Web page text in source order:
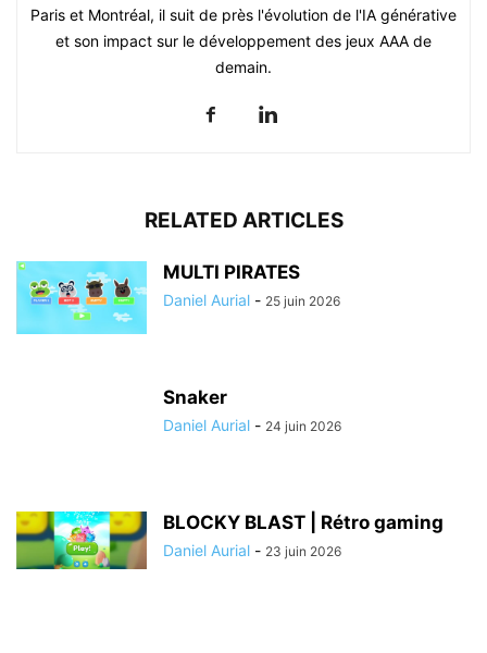
Paris et Montréal, il suit de près l'évolution de l'IA générative
et son impact sur le développement des jeux AAA de
demain.
RELATED ARTICLES
MULTI PIRATES
Daniel Aurial - 25 juin 2026
Snaker
Daniel Aurial - 24 juin 2026
BLOCKY BLAST | Rétro gaming
Daniel Aurial - 23 juin 2026